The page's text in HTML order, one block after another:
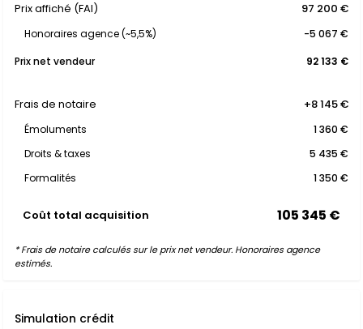
Prix affiché (FAI) 97 200 €
Honoraires agence (~5,5%)
-5 067 €
Prix net vendeur
92 133 €
Frais de notaire +8 145 €
Émoluments
1 360 €
Droits & taxes
5 435 €
Formalités
1 350 €
Coût total acquisition 105 345 €
* Frais de notaire calculés sur le prix net vendeur. Honoraires agence
estimés.
Simulation crédit